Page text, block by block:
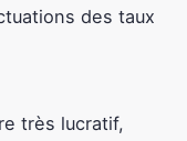
des taux
très lucratif,